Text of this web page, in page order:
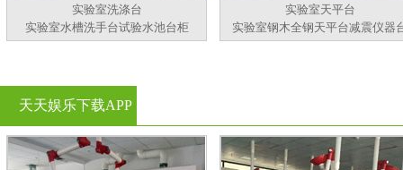
实验室洗涤台
实验室水槽洗手台试验水池台柜
实验室天平台
实验室钢木全钢天平台减震仪器
天天娱乐下载APP
官方看黄片